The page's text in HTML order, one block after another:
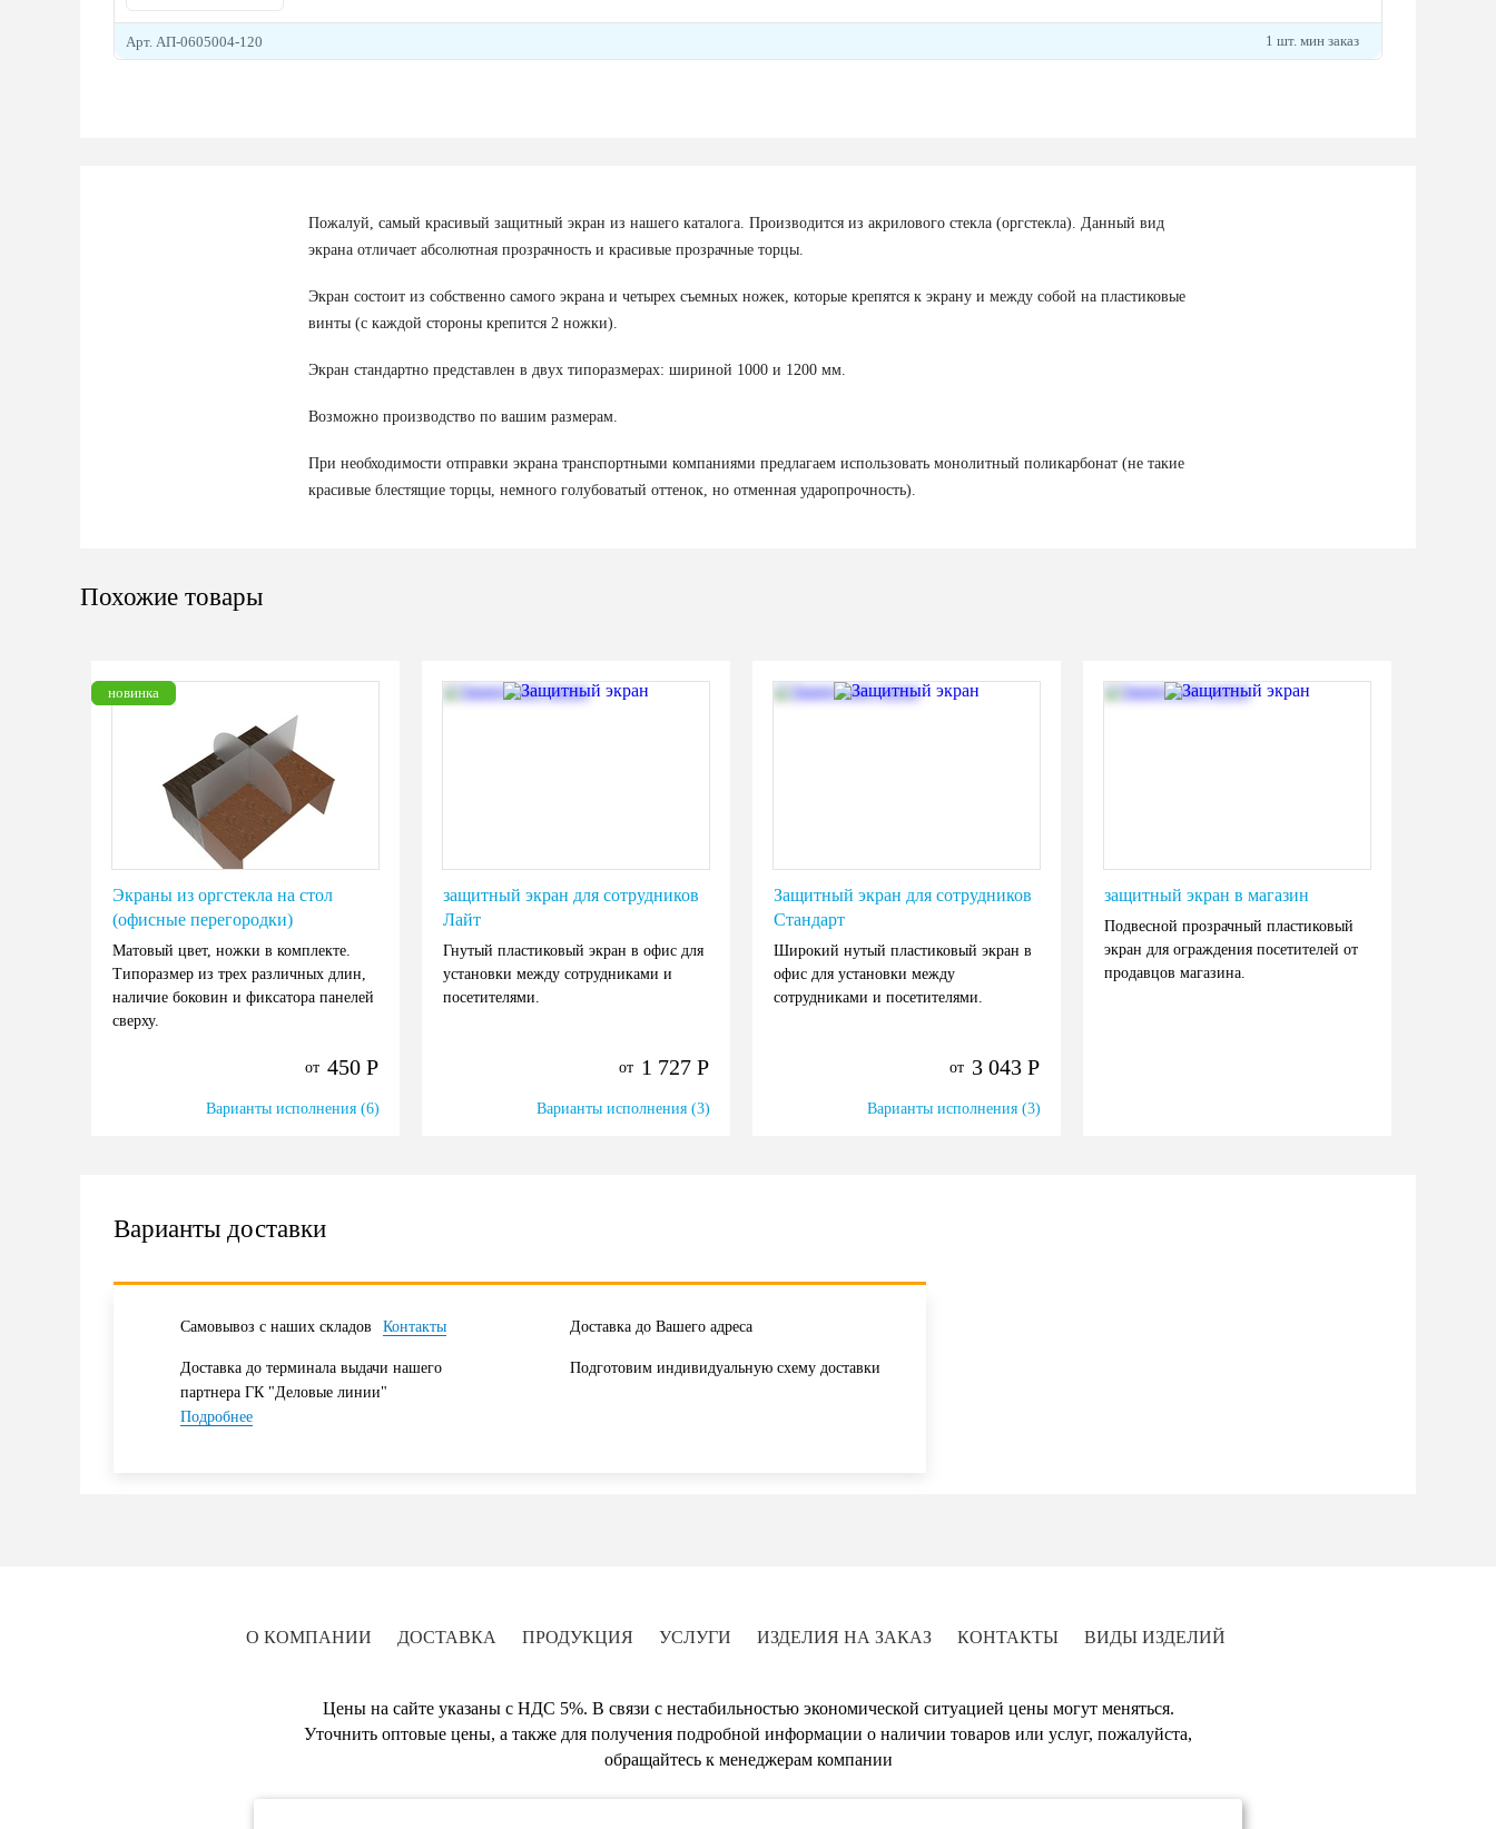
Арт. АП-0605004-120 1 шт. мин заказ
Пожалуй, самый красивый защитный экран из нашего каталога. Производится из акрилового стекла (оргстекла). Данный вид
экрана отличает абсолютная прозрачность и красивые прозрачные торцы.
Экран состоит из собственно самого экрана и четырех съемных ножек, которые крепятся к экрану и между собой на пластиковые
винты (с каждой стороны крепится 2 ножки).
Экран стандартно представлен в двух типоразмерах: шириной 1000 и 1200 мм.
Возможно производство по вашим размерам.
При необходимости отправки экрана транспортными компаниями предлагаем использовать монолитный поликарбонат (не такие
красивые блестящие торцы, немного голубоватый оттенок, но отменная ударопрочность).
Похожие товары
новинка
Экраны из оргстекла на стол
(офисные перегородки)
Матовый цвет, ножки в комплекте.
Типоразмер из трех различных длин,
наличие боковин и фиксатора панелей
сверху.
от 450 Р
Варианты исполнения (6)
защитный экран для сотрудников
Лайт
Гнутый пластиковый экран в офис для
установки между сотрудниками и
посетителями.
от 1 727 Р
Варианты исполнения (3)
Защитный экран для сотрудников
Стандарт
Широкий нутый пластиковый экран в
офис для установки между
сотрудниками и посетителями.
от 3 043 Р
Варианты исполнения (3)
защитный экран в магазин
Подвесной прозрачный пластиковый
экран для ограждения посетителей от
продавцов магазина.
Варианты доставки
Самовывоз с наших складов Контакты Доставка до Вашего адреса
Доставка до терминала выдачи нашего
партнера ГК "Деловые линии"
Подробнее
Подготовим индивидуальную схему доставки
О КОМПАНИИ ДОСТАВКА ПРОДУКЦИЯ УСЛУГИ ИЗДЕЛИЯ НА ЗАКАЗ КОНТАКТЫ ВИДЫ ИЗДЕЛИЙ
Цены на сайте указаны с НДС 5%. В связи с нестабильностью экономической ситуацией цены могут меняться.
Уточнить оптовые цены, а также для получения подробной информации о наличии товаров или услуг, пожалуйста,
обращайтесь к менеджерам компании